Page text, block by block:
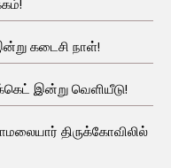
கடைசி நாள்!
இன்று வெளியீடு!
திருக்கோவிலில்